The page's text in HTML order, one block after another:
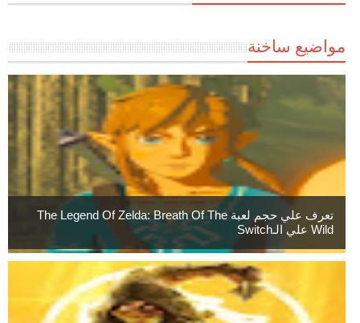
مواضيع ساخنة
تعرف علي حجم لعبة The Legend Of Zelda: Breath Of The
Wild علي الـSwitch